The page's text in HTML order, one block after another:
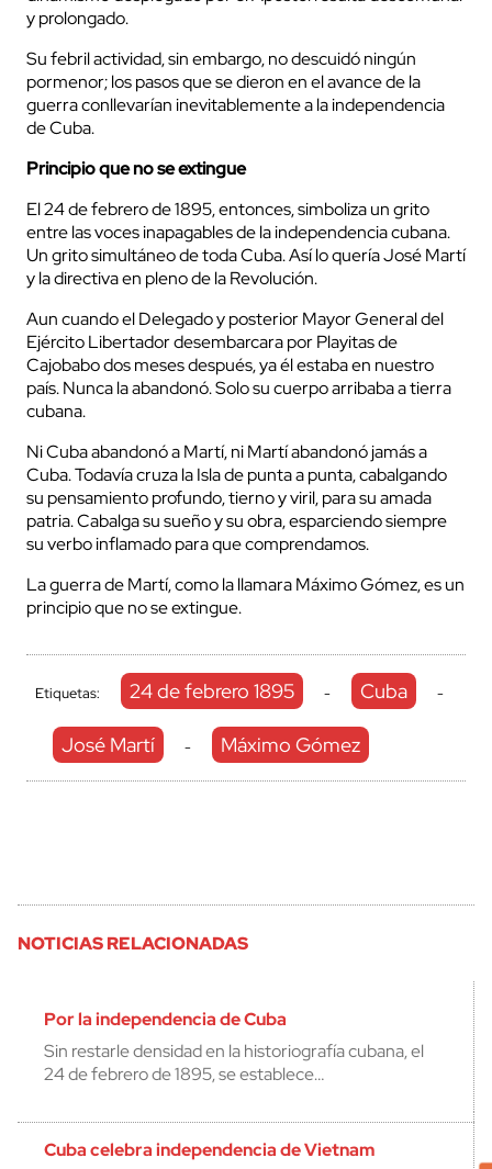
y prolongado.
Su febril actividad, sin embargo, no descuidó ningún
pormenor; los pasos que se dieron en el avance de la
guerra conllevarían inevitablemente a la independencia
de Cuba.
Principio que no se extingue
El 24 de febrero de 1895, entonces, simboliza un grito
entre las voces inapagables de la independencia cubana.
Un grito simultáneo de toda Cuba. Así lo quería José Martí
y la directiva en pleno de la Revolución.
Aun cuando el Delegado y posterior Mayor General del
Ejército Libertador desembarcara por Playitas de
Cajobabo dos meses después, ya él estaba en nuestro
país. Nunca la abandonó. Solo su cuerpo arribaba a tierra
cubana.
Ni Cuba abandonó a Martí, ni Martí abandonó jamás a
Cuba. Todavía cruza la Isla de punta a punta, cabalgando
su pensamiento profundo, tierno y viril, para su amada
patria. Cabalga su sueño y su obra, esparciendo siempre
su verbo inflamado para que comprendamos.
La guerra de Martí, como la llamara Máximo Gómez, es un
principio que no se extingue.
Etiquetas: 24 de febrero 1895 - Cuba -
José Martí - Máximo Gómez
NOTICIAS RELACIONADAS
Por la independencia de Cuba
Sin restarle densidad en la historiografía cubana, el
24 de febrero de 1895, se establece…
Cuba celebra independencia de Vietnam